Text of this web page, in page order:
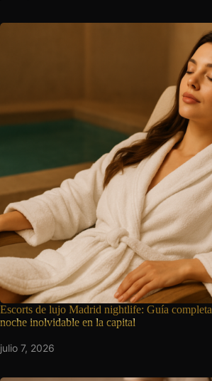
Escorts de lujo Madrid nightlife: Guía completa
noche inolvidable en la capital
julio 7, 2026